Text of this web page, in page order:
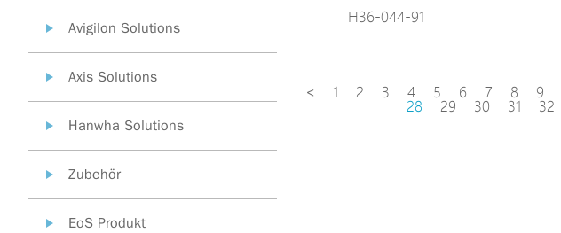
Avigilon Solutions
Axis Solutions
Hanwha Solutions
Zubehör
EoS Produkt
H36-044-91
< 1 2 3 4 5 6 7 8 9
28 29 30 31 32